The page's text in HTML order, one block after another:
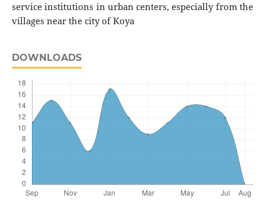
service institutions in urban centers, especially from the
villages near the city of Koya
DOWNLOADS